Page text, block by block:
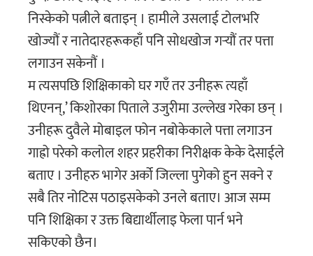
निस्केको पत्नीले बताइन् । हामीले उसलाई टोलभरि
खोज्यौं र नातेदारहरूकहाँ पनि सोधखोज गर्‍यौं तर पत्ता
लगाउन सकेनौं ।
म त्यसपछि शिक्षिकाको घर गएँ तर उनीहरू त्यहाँ
थिएनन्,’ किशोरका पिताले उजुरीमा उल्लेख गरेका छन् ।
उनीहरू दुवैले मोबाइल फोन नबोकेकाले पत्ता लगाउन
गाह्रो परेको कलोल शहर प्रहरीका निरीक्षक केके देसाईले
बताए । उनीहरु भागेर अर्को जिल्ला पुगेको हुन सक्ने र
सबै तिर नोटिस पठाइसकेको उनले बताए। आज सम्म
पनि शिक्षिका र उक्त बिद्यार्थीलाइ फेला पार्न भने
सकिएको छैन।